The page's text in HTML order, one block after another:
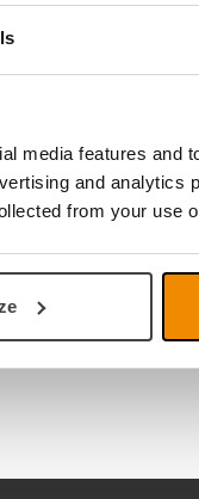
media features and
and analytics
from your use